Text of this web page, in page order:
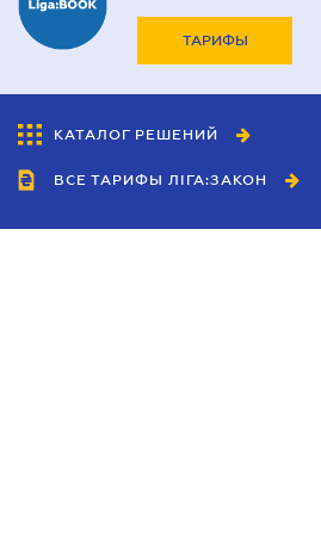
ТАРИФЫ
КАТАЛОГ РЕШЕНИЙ
ВСЕ ТАРИФЫ ЛІГА:ЗАКОН